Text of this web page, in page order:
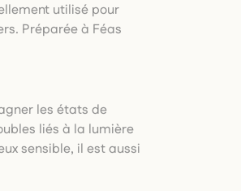
utilisé pour
Préparée à Féas
les états de
liés à la lumière
sensible, il est aussi